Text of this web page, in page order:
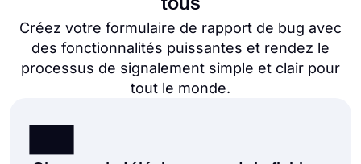
Créez votre formulaire de rapport de bug avec
des fonctionnalités puissantes et rendez le
processus de signalement simple et clair pour
tout le monde.